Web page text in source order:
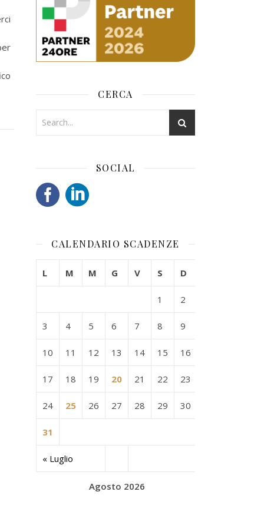
CERCA
SOCIAL
CALENDARIO SCADENZE
Agosto 2026
L M M G V S D
« Luglio
1 2
3 4 5 6 7 8 9
10 11 12 13 14 15 16
17 18 19 20 21 22 23
24 25 26 27 28 29 30
31